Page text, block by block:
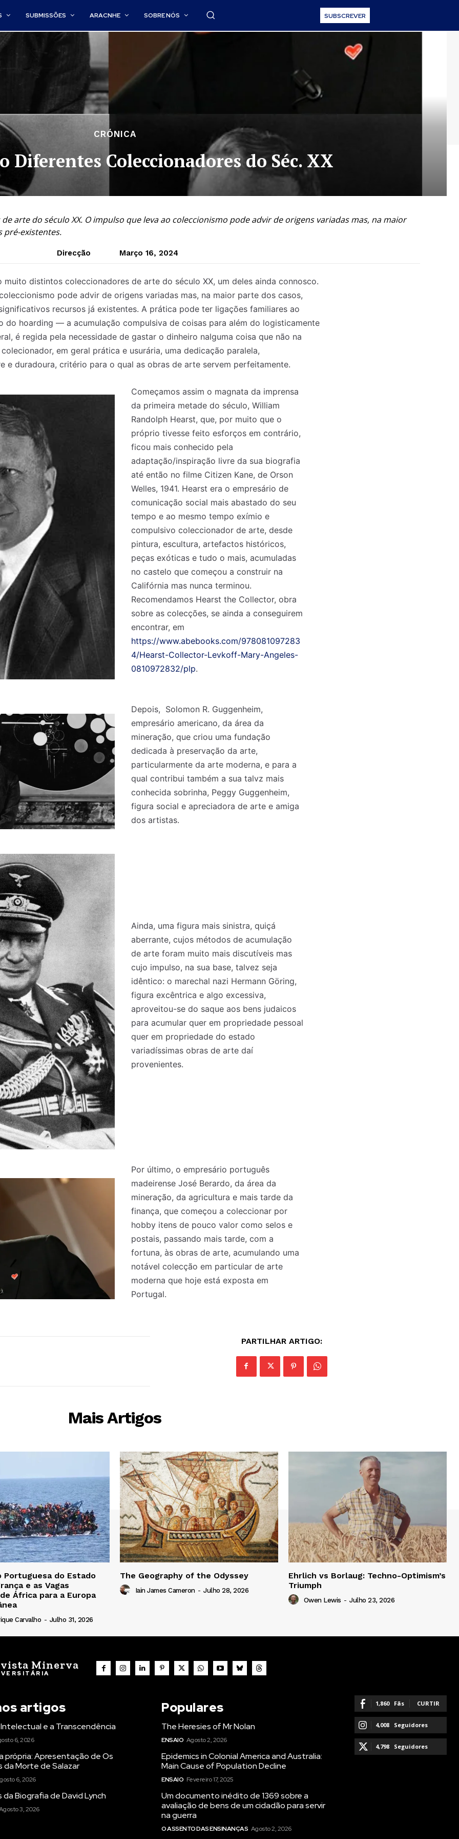
nossa lista de correio e receba mensalmente no seu email os artigos do mês
e novidades.
Insira o seu endereço de email e clique para subscrever:
nossa lista de correio e receba mensalmente no seu email os artigos do mês
e novidades.
Insira o seu endereço de email e clique para subscrever:
SUBMISSÕES ARACNHE SOBRE NÓS SUBSCREVER
CRÓNICA
Diferentes Coleccionadores do Séc. XX
arte do século XX. O impulso que leva ao coleccionismo pode advir de origens variadas mas, na maior
pré-existentes.
Direcção Março 16, 2024
muito distintos coleccionadores de arte do século XX, um deles ainda connosco.
pode advir de origens variadas mas, na maior parte dos casos,
recursos já existentes. A prática pode ter ligações familiares ao
do hoarding — a acumulação compulsiva de coisas para além do logisticamente
é regida pela necessidade de gastar o dinheiro nalguma coisa que não na
em geral prática e usurária, uma dedicação paralela,
e duradoura, critério para o qual as obras de arte servem perfeitamente.
Começamos assim o magnata da imprensa
da primeira metade do século, William
Randolph Hearst, que, por muito que o
próprio tivesse feito esforços em contrário,
ficou mais conhecido pela
adaptação/inspiração livre da sua biografia
até então no filme Citizen Kane, de Orson
Welles, 1941. Hearst era o empresário de
comunicação social mais abastado do seu
tempo e ao mesmo tempo exímio e
compulsivo coleccionador de arte, desde
pintura, escultura, artefactos históricos,
peças exóticas e tudo o mais, acumuladas
no castelo que começou a construir na
Califórnia mas nunca terminou.
Recomendamos Hearst the Collector, obra
sobre as colecções, se ainda a conseguirem
encontrar, em
https://www.abebooks.com/978081097283
4/Hearst-Collector-Levkoff-Mary-Angeles-
0810972832/plp.
Depois, Solomon R. Guggenheim,
empresário americano, da área da
mineração, que criou uma fundação
dedicada à preservação da arte,
particularmente da arte moderna, e para a
qual contribui também a sua talvz mais
conhecida sobrinha, Peggy Guggenheim,
figura social e apreciadora de arte e amiga
dos artistas.
Ainda, uma figura mais sinistra, quiçá
aberrante, cujos métodos de acumulação
de arte foram muito mais discutíveis mas
cujo impulso, na sua base, talvez seja
idêntico: o marechal nazi Hermann Göring,
figura excêntrica e algo excessiva,
aproveitou-se do saque aos bens judaicos
para acumular quer em propriedade pessoal
quer em propriedade do estado
variadíssimas obras de arte daí
provenientes.
Por último, o empresário português
madeirense José Berardo, da área da
mineração, da agricultura e mais tarde da
finança, que começou a coleccionar por
hobby itens de pouco valor como selos e
postais, passando mais tarde, com a
fortuna, às obras de arte, acumulando uma
notável colecção em particular de arte
moderna que hoje está exposta em
Portugal.
PARTILHAR ARTIGO:
Mais Artigos
Portuguesa do Estado
e as Vagas
África para a Europa
Carvalho - Julho 31, 2026
The Geography of the Odyssey
Iain James Cameron - Julho 28, 2026
Ehrlich vs Borlaug: Techno-Optimism’s
Triumph
Owen Lewis - Julho 23, 2026
Minerva
artigos
e a Transcendência
6, 2026
própria: Apresentação de Os
da Morte de Salazar
6, 2026
da Biografia de David Lynch
3, 2026
Populares
The Heresies of Mr Nolan
ENSAIO Agosto 2, 2026
Epidemics in Colonial America and Australia:
Main Cause of Population Decline
ENSAIO Fevereiro 17, 2025
Um documento inédito de 1369 sobre a
avaliação de bens de um cidadão para servir
na guerra
O ASSENTO DAS ENSINANÇAS Agosto 2, 2026
1,860 Fãs CURTIR
4,008 Seguidores
SEGUIR
4,798 Seguidores